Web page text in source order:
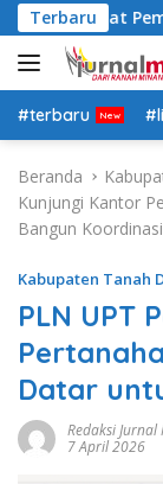
a
g
u
Terbaru
Pejabat
#terbaru
Beranda
Kunjungi Kantor
Bangun Koordinasi
Kabupaten Tanah
PLN UPT
Datar
Redaksi Jurnal
7 April 2026